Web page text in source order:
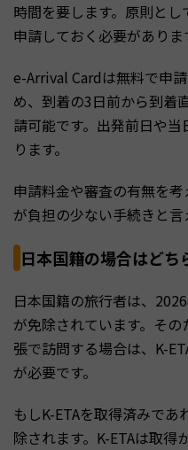
時間を要します。原則と
申請しておく必要がありま
e-Arrival Cardは無料で申
め、到着の3日前から到着
請可能です。出発前日や
ります。
申請料金や審査の有無を
が負担の少ない手続きと言
日本国籍の場合はどち
日本国籍の旅行者は、
が免除されています。そ
張で訪問する場合は、K-
が必要です。
もしK-ETAを取得済みで
除されます。K-ETAは取得